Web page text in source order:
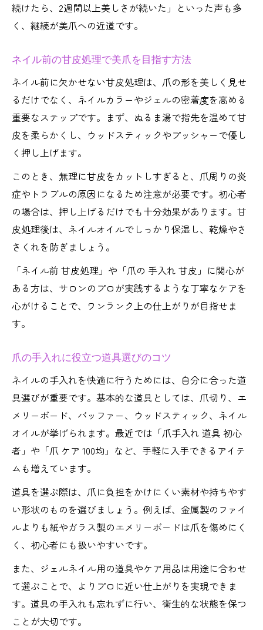
続けたら、2週間以上美しさが続いた」といった声も多
く、継続が美爪への近道です。
ネイル前の甘皮処理で美爪を目指す方法
ネイル前に欠かせない甘皮処理は、爪の形を美しく見せ
るだけでなく、ネイルカラーやジェルの密着度を高める
重要なステップです。まず、ぬるま湯で指先を温めて甘
皮を柔らかくし、ウッドスティックやプッシャーで優し
く押し上げます。
このとき、無理に甘皮をカットしすぎると、爪周りの炎
症やトラブルの原因になるため注意が必要です。初心者
の場合は、押し上げるだけでも十分効果があります。甘
皮処理後は、ネイルオイルでしっかり保湿し、乾燥やさ
さくれを防ぎましょう。
「ネイル前 甘皮処理」や「爪の 手入れ 甘皮」に関心が
ある方は、サロンのプロが実践するような丁寧なケアを
心がけることで、ワンランク上の仕上がりが目指せま
す。
爪の手入れに役立つ道具選びのコツ
ネイルの手入れを快適に行うためには、自分に合った道
具選びが重要です。基本的な道具としては、爪切り、エ
メリーボード、バッファー、ウッドスティック、ネイル
オイルが挙げられます。最近では「爪手入れ 道具 初心
者」や「爪 ケア 100均」など、手軽に入手できるアイテ
ムも増えています。
道具を選ぶ際は、爪に負担をかけにくい素材や持ちやす
い形状のものを選びましょう。例えば、金属製のファイ
ルよりも紙やガラス製のエメリーボードは爪を傷めにく
く、初心者にも扱いやすいです。
また、ジェルネイル用の道具やケア用品は用途に合わせ
て選ぶことで、よりプロに近い仕上がりを実現できま
す。道具の手入れも忘れずに行い、衛生的な状態を保つ
ことが大切です。